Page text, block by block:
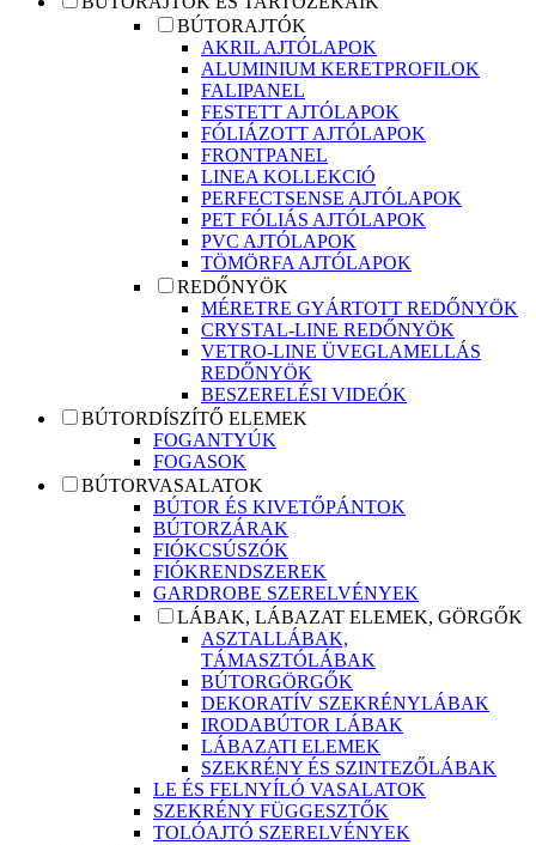
BÚTORAJTÓK
AKRIL AJTÓLAPOK
ALUMINIUM KERETPROFILOK
FALIPANEL
FESTETT AJTÓLAPOK
FÓLIÁZOTT AJTÓLAPOK
FRONTPANEL
LINEA KOLLEKCIÓ
PERFECTSENSE AJTÓLAPOK
PET FÓLIÁS AJTÓLAPOK
PVC AJTÓLAPOK
TÖMÖRFA AJTÓLAPOK
REDŐNYÖK
MÉRETRE GYÁRTOTT REDŐNYÖK
CRYSTAL-LINE REDŐNYÖK
VETRO-LINE ÜVEGLAMELLÁS
REDŐNYÖK
BESZERELÉSI VIDEÓK
BÚTORDÍSZÍTŐ ELEMEK
FOGANTYÚK
FOGASOK
BÚTORVASALATOK
BÚTOR ÉS KIVETŐPÁNTOK
BÚTORZÁRAK
FIÓKCSÚSZÓK
FIÓKRENDSZEREK
GARDROBE SZERELVÉNYEK
LÁBAK, LÁBAZAT ELEMEK, GÖRGŐK
ASZTALLÁBAK,
TÁMASZTÓLÁBAK
BÚTORGÖRGŐK
DEKORATÍV SZEKRÉNYLÁBAK
IRODABÚTOR LÁBAK
LÁBAZATI ELEMEK
SZEKRÉNY ÉS SZINTEZŐLÁBAK
LE ÉS FELNYÍLÓ VASALATOK
SZEKRÉNY FÜGGESZTŐK
TOLÓAJTÓ SZERELVÉNYEK